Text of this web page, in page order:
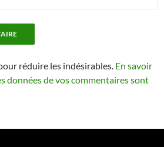
réduire les indésirables. En savoir
données de vos commentaires sont